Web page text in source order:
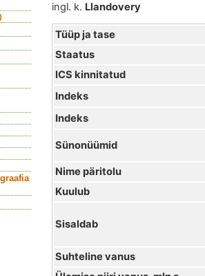
ingl. k. Llandovery
Tüüp ja tase
Staatus
ICS kinnitatud
Indeks
Indeks
Sünonüümid
Nime päritolu
Kuulub
Sisaldab
Suhteline vanus